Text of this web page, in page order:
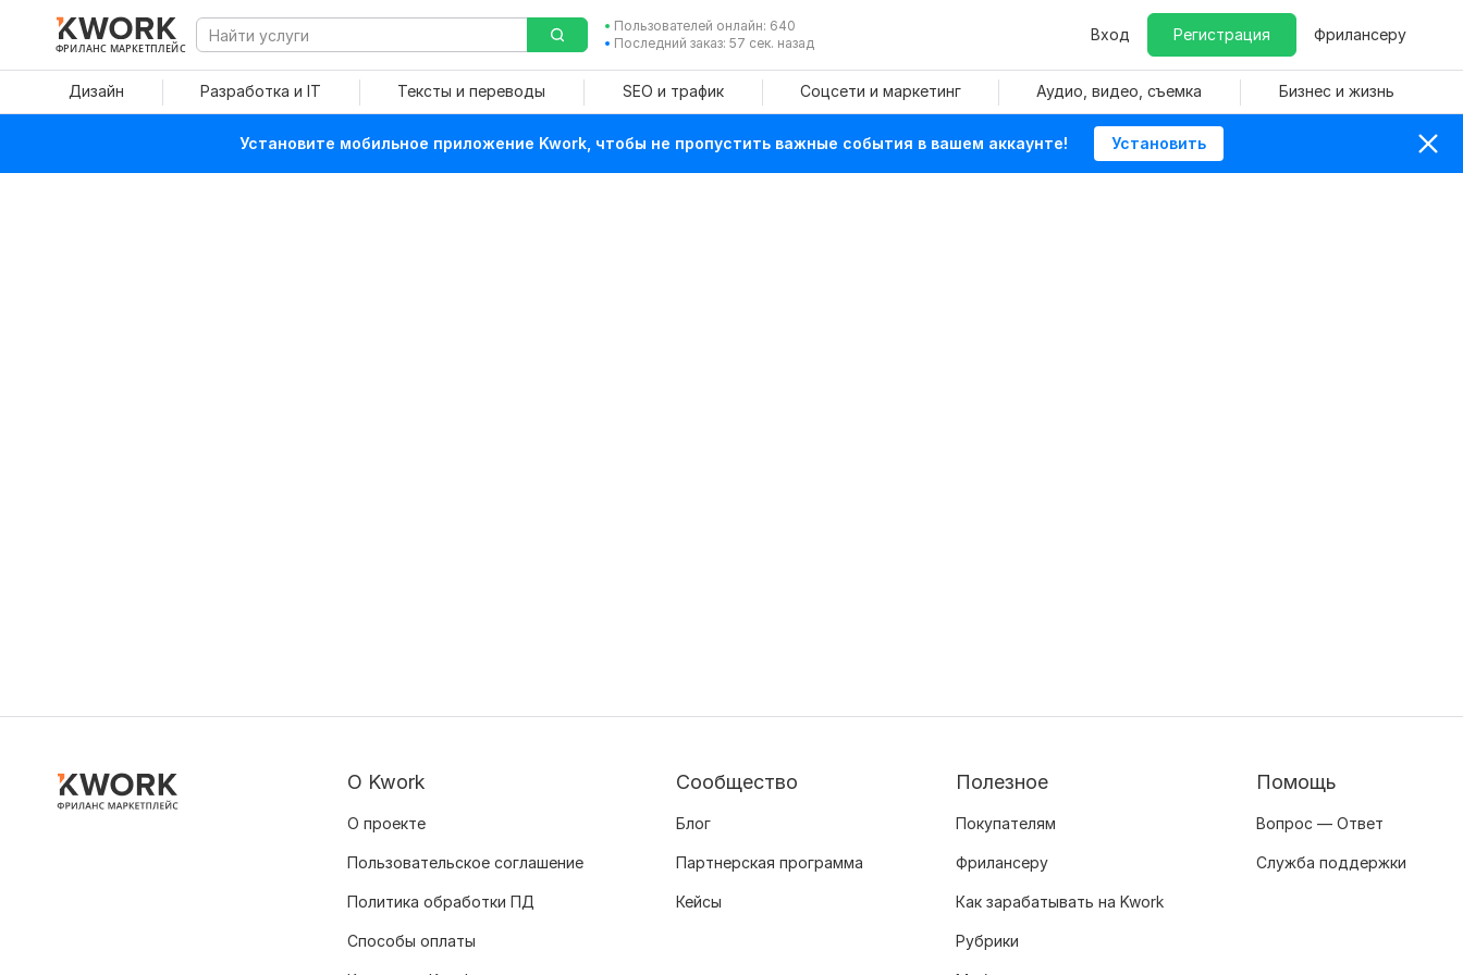
ФРИЛАНС МАРКЕТПЛЕЙС
Пользователей онлайн: 640
Последний заказ: 57 сек. назад
Вход Регистрация Фрилансеру
Дизайн Разработка и IT Тексты и переводы SEO и трафик Соцсети и маркетинг Аудио, видео, съемка Бизнес и жизнь
Установите мобильное приложение Kwork, чтобы не пропустить важные события в вашем аккаунте! Установить
О Kwork
О проекте
Пользовательское соглашение
Политика обработки ПД
Способы оплаты
Сообщество
Блог
Партнерская программа
Кейсы
Полезное
Покупателям
Фрилансеру
Как зарабатывать на Kwork
Рубрики
Помощь
Вопрос — Ответ
Служба поддержки